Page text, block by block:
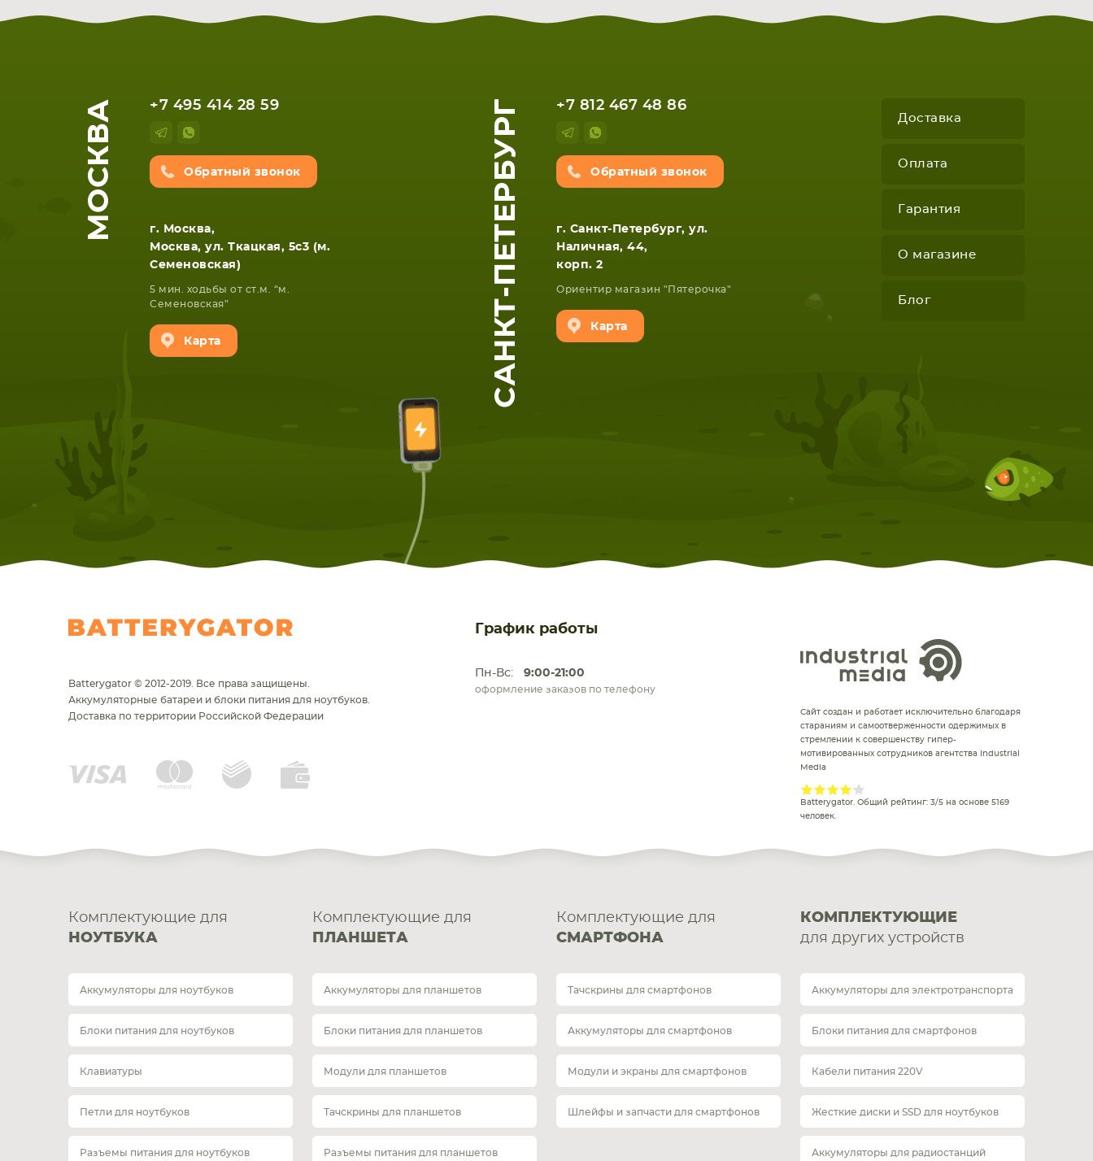
СМАРТФОНА
МОСКВА +7 495 414 28 59
Обратный звонок
г. Москва,
Москва, ул. Ткацкая, 5с3 (м.
Семеновская)
5 мин. ходьбы от ст.м. “м.
Семеновская”
Карта САНКТ-ПЕТЕРБУРГ +7 812 467 48 86
Обратный звонок
г. Санкт-Петербург, ул.
Наличная, 44,
корп. 2
Ориентир магазин "Пятерочка"
Карта
Доставка
Оплата
Гарантия
О магазине
Блог
График работы
Пн-Вс: 9:00-21:00
оформление заказов по телефону
Batterygator © 2012-2019. Все права защищены.
Аккумуляторные батареи и блоки питания для ноутбуков.
Доставка по территории Российской Федерации
Сайт создан и работает исключительно благодаря
стараниям и самоотверженности одержимых в
стремлении к совершенству гипер-
мотивированных сотрудников агентства Industrial
Media
Batterygator. Общий рейтинг: 3/5 на основе 5169
человек.
Комплектующие для
НОУТБУКА
Аккумуляторы для ноутбуков
Блоки питания для ноутбуков
Клавиатуры
Петли для ноутбуков
Разъемы питания для ноутбуков
Комплектующие для
ПЛАНШЕТА
Аккумуляторы для планшетов
Блоки питания для планшетов
Модули для планшетов
Тачскрины для планшетов
Разъемы питания для планшетов
Комплектующие для
СМАРТФОНА
Тачскрины для смартфонов
Аккумуляторы для смартфонов
Модули и экраны для смартфонов
Шлейфы и запчасти для смартфонов
КОМПЛЕКТУЮЩИЕ
для других устройств
Аккумуляторы для электротранспорта
Блоки питания для смартфонов
Кабели питания 220V
Жесткие диски и SSD для ноутбуков
Аккумуляторы для радиостанций